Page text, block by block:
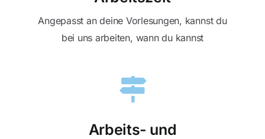
Angepasst an deine Vorlesungen, kannst du
bei uns arbeiten, wann du kannst
Arbeits- und